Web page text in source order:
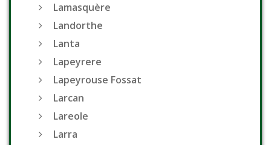
Lamasquère
Landorthe
Lanta
Lapeyrere
Lapeyrouse Fossat
Larcan
Lareole
Larra